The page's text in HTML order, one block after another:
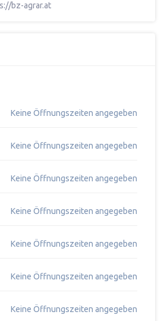
bz-agrar.at
Keine Öffnungszeiten angegeben
Keine Öffnungszeiten angegeben
Keine Öffnungszeiten angegeben
Keine Öffnungszeiten angegeben
Keine Öffnungszeiten angegeben
Keine Öffnungszeiten angegeben
Keine Öffnungszeiten angegeben